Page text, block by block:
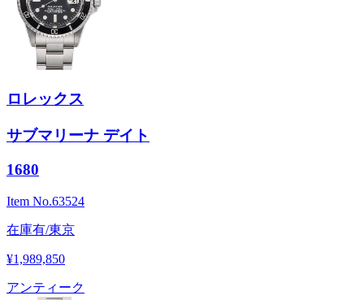
ロレックス
サブマリーナ デイト
1680
Item No.63524
在庫有/東京
¥1,989,850
アンティーク